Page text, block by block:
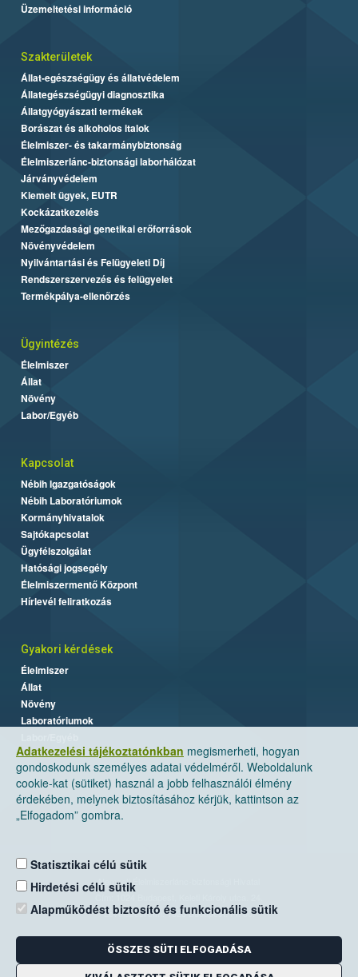
Adatkezelési tájékoztatónkban megismerheti, hogyan
gondoskodunk személyes adatai védelméről. Weboldalunk
cookie-kat (sütiket) használ a jobb felhasználói élmény
érdekében, melynek biztosításához kérjük, kattintson az
„Elfogadom” gombra.
Statisztikai célú sütik
Hirdetési célú sütik
Alapműködést biztosító és funkcionális sütik
ÖSSZES SÜTI ELFOGADÁSA
Üzemeltetési információ
Szakterületek
Állat-egészségügy és állatvédelem
Állategészségügyi diagnosztika
Állatgyógyászati termékek
Borászat és alkoholos italok
Élelmiszer- és takarmánybiztonság
Élelmiszerlánc-biztonsági laborhálózat
Járványvédelem
Kiemelt ügyek, EUTR
Kockázatkezelés
Mezőgazdasági genetikai erőforrások
Növényvédelem
Nyilvántartási és Felügyeleti Díj
Rendszerszervezés és felügyelet
Termékpálya-ellenőrzés
Ügyintézés
Élelmiszer
Állat
Növény
Labor/Egyéb
Kapcsolat
Nébih Igazgatóságok
Nébih Laboratóriumok
Kormányhivatalok
Sajtókapcsolat
Ügyfélszolgálat
Hatósági jogsegély
Élelmiszermentő Központ
Hírlevél feliratkozás
Gyakori kérdések
Élelmiszer
Állat
Növény
Laboratóriumok
Nemzeti Élelmiszerlánc-biztonsági Hivatal
Levelezési cím: 1525 Budapest. Pf. 30.
E-mail:ugyfelszolgalat@nebih.gov.hu
Zöld szám: 06-80/263-244